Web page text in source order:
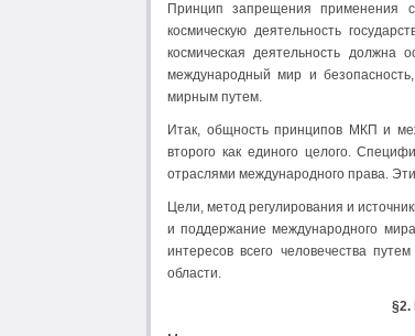
Принцип запрещения применения
космическую деятельность
космическая деятельность должна
международный мир и
мирным путем.
Итак, общность принципов МКП и
второго как единого целого.
отраслями международного права.
Цели, метод регулирования и
и поддержание международного
интересов всего человечества
области.
§2.